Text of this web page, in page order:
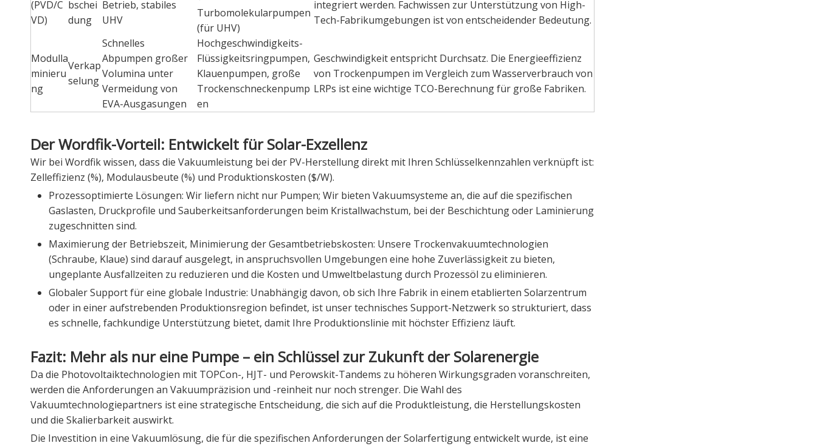
(PVD/C
VD)
bschei
dung
Betrieb, stabiles
UHV
Turbomolekularpumpen
(für UHV)
integriert werden. Fachwissen zur Unterstützung von High-
Tech-Fabrikumgebungen ist von entscheidender Bedeutung.
Modulla
minieru
ng
Verkap
selung
Schnelles
Abpumpen großer
Volumina unter
Vermeidung von
EVA-Ausgasungen
Hochgeschwindigkeits-
Flüssigkeitsringpumpen,
Klauenpumpen, große
Trockenschneckenpump
en
Geschwindigkeit entspricht Durchsatz. Die Energieeffizienz
von Trockenpumpen im Vergleich zum Wasserverbrauch von
LRPs ist eine wichtige TCO-Berechnung für große Fabriken.
Der Wordfik-Vorteil: Entwickelt für Solar-Exzellenz
Wir bei Wordfik wissen, dass die Vakuumleistung bei der PV-Herstellung direkt mit Ihren Schlüsselkennzahlen verknüpft ist:
Zelleffizienz (%), Modulausbeute (%) und Produktionskosten ($/W).
Prozessoptimierte Lösungen: Wir liefern nicht nur Pumpen; Wir bieten Vakuumsysteme an, die auf die spezifischen
Gaslasten, Druckprofile und Sauberkeitsanforderungen beim Kristallwachstum, bei der Beschichtung oder Laminierung
zugeschnitten sind.
Maximierung der Betriebszeit, Minimierung der Gesamtbetriebskosten: Unsere Trockenvakuumtechnologien
(Schraube, Klaue) sind darauf ausgelegt, in anspruchsvollen Umgebungen eine hohe Zuverlässigkeit zu bieten,
ungeplante Ausfallzeiten zu reduzieren und die Kosten und Umweltbelastung durch Prozessöl zu eliminieren.
Globaler Support für eine globale Industrie: Unabhängig davon, ob sich Ihre Fabrik in einem etablierten Solarzentrum
oder in einer aufstrebenden Produktionsregion befindet, ist unser technisches Support-Netzwerk so strukturiert, dass
es schnelle, fachkundige Unterstützung bietet, damit Ihre Produktionslinie mit höchster Effizienz läuft.
Fazit: Mehr als nur eine Pumpe – ein Schlüssel zur Zukunft der Solarenergie
Da die Photovoltaiktechnologien mit TOPCon-, HJT- und Perowskit-Tandems zu höheren Wirkungsgraden voranschreiten,
werden die Anforderungen an Vakuumpräzision und -reinheit nur noch strenger. Die Wahl des
Vakuumtechnologiepartners ist eine strategische Entscheidung, die sich auf die Produktleistung, die Herstellungskosten
und die Skalierbarkeit auswirkt.
Die Investition in eine Vakuumlösung, die für die spezifischen Anforderungen der Solarfertigung entwickelt wurde, ist eine